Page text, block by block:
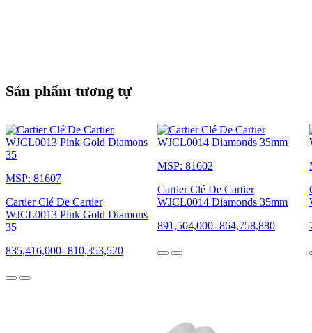
Sản phẩm tương tự
MSP: 81607
Cartier Clé De Cartier
WJCL0013 Pink Gold Diamons
35
835,416,000- 810,353,520
MSP: 81602
Cartier Clé De Cartier
WJCL0014 Diamonds 35mm
891,504,000- 864,758,880